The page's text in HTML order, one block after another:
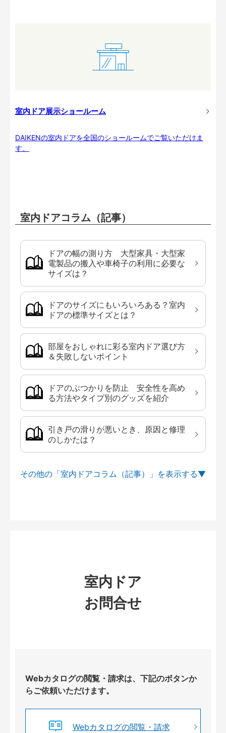
室内ドア展示ショールーム
DAIKENの室内ドアを全国のショールームでご覧いただけま
す。
室内ドアコラム（記事）
ドアの幅の測り方 大型家具・大型家
電製品の搬入や車椅子の利用に必要な
サイズは？
ドアのサイズにもいろいろある？室内
ドアの標準サイズとは？
部屋をおしゃれに彩る室内ドア選び方
＆失敗しないポイント
ドアのぶつかりを防止 安全性を高め
る方法やタイプ別のグッズを紹介
引き戸の滑りが悪いとき、原因と修理
のしかたは？
その他の「室内ドアコラム（記事）」を
室内ドア
お問合せ
Webカタログの閲覧・請求は、下記のボタンか
らご依頼いただけます。
Webカタログの閲覧・請求